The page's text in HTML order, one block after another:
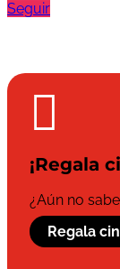
Seguir

¡Regala
¿Aún no
Regala